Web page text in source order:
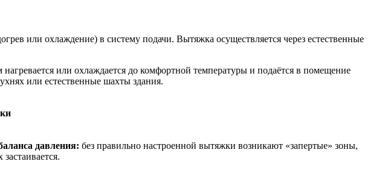
или охлаждение) в систему подачи. Вытяжка осуществляется через естественные
или охлаждается до комфортной температуры и подаётся в помещение
или естественные шахты здания.
давления: без правильно настроенной вытяжки возникают «запертые» зоны,
застаивается.